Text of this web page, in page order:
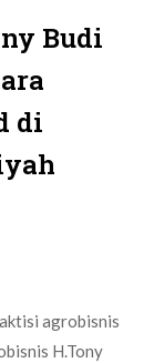
Budi
di
agrobisnis
H.Tony